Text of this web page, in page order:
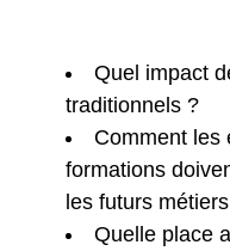
Quel impact
traditionnels ?
Comment les
formations
les futurs
Quelle place